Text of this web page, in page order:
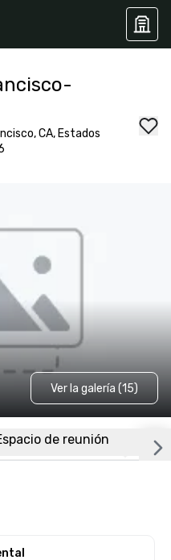
CA, Estados
Ver la galería (15)
de reunión